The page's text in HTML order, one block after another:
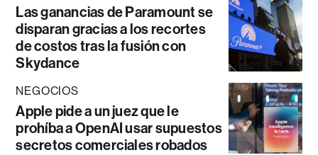
Las ganancias de Paramount se
disparan gracias a los recortes
de costos tras la fusión con
Skydance
NEGOCIOS
Apple pide a un juez que le
prohíba a OpenAI usar supuestos
secretos comerciales robados